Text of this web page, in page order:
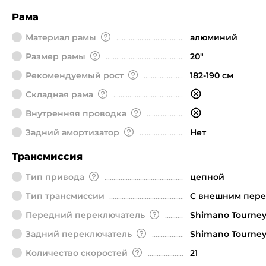
Рама
Материал рамы
алюминий
Размер рамы
20"
Рекомендуемый рост
182-190 см
Складная рама
Внутренняя проводка
Задний амортизатор
Нет
Трансмиссия
Тип привода
цепной
Тип трансмиссии
С внешним
Передний переключатель
Shimano Tourney
Задний переключатель
Shimano Tourney
Количество скоростей
21